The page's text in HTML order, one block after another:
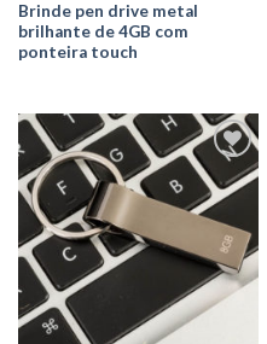
Brinde pen drive metal
brilhante de 4GB com
ponteira touch
Adicionar
aos meus
desejos